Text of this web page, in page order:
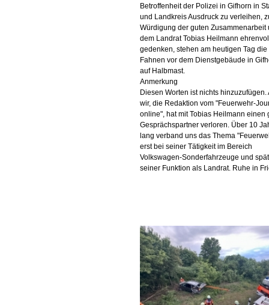
Betroffenheit der Polizei in Gifhorn in
und Landkreis Ausdruck zu verleihen,
Würdigung der guten Zusammenarbeit
dem Landrat Tobias Heilmann
gedenken, stehen am heutigen Tag die
Fahnen vor dem Dienstgebäude in
auf Halbmast.
Anmerkung
Diesen Worten ist nichts hinzuzufügen.
wir, die Redaktion vom "Feuerwehr-
online", hat mit Tobias Heilmann einen
Gesprächspartner verloren. Über 10
lang verband uns das Thema
erst bei seiner Tätigkeit im Bereich
Volkswagen-Sonderfahrzeuge und
seiner Funktion als Landrat. Ruhe in